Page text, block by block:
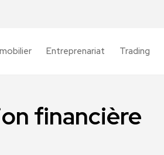
Entreprenariat Trading
financière